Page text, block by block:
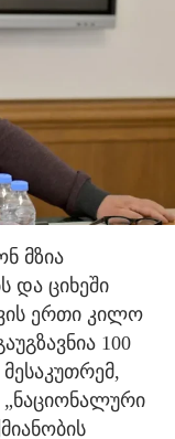
მზია
და ციხეში
ერთი კილო
100